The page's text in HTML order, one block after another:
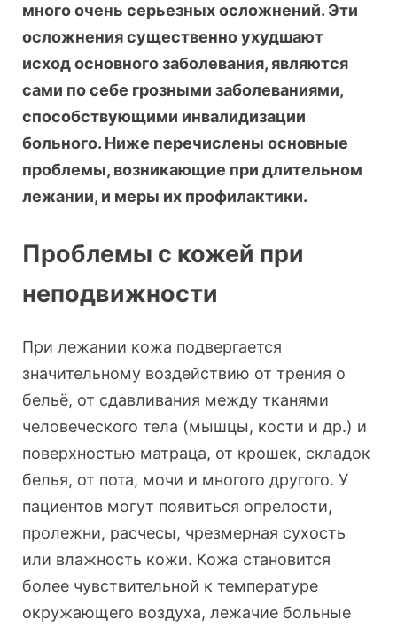
много очень серьезных осложнений. Эти
осложнения существенно ухудшают
исход основного заболевания, являются
сами по себе грозными заболеваниями,
способствующими инвалидизации
больного. Ниже перечислены основные
проблемы, возникающие при длительном
лежании, и меры их профилактики.
Проблемы с кожей при
неподвижности
При лежании кожа подвергается
значительному воздействию от трения о
бельё, от сдавливания между тканями
человеческого тела (мышцы, кости и др.) и
поверхностью матраца, от крошек, складок
белья, от пота, мочи и многого другого. У
пациентов могут появиться опрелости,
пролежни, расчесы, чрезмерная сухость
или влажность кожи. Кожа становится
более чувствительной к температуре
окружающего воздуха, лежачие больные